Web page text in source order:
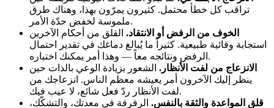
تراقب كل خطأ محتمل. كثيرون يمرّون بهذا، وهناك طرق
ملموسة لخفض حدّة الأمر.
الخوف من الرفض أو الانتقاد. القلق من أحكام الآخرين
استجابة وقائية طبيعية. كثيراً ما يُبالغ دماغك في تقدير احتمال
الرفض ونتائجه معاً — وهذا أمر يمكنك اختباره.
الانزعاج من لفت الأنظار. الشعور بزيادة الوعي بالذات حين
ينظر إليك الآخرون أمر يعيشه معظم الناس. انزعاجك من
لفت الأنظار ردّ فعل شائع، لا عيب فيك.
قلق المواعدة والثقة بالنفس. الرفرفة في معدتك، والتشكّك،